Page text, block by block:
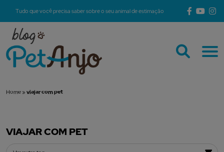
Tudo que você precisa saber sobre o seu animal de estimação
Home » viajar com pet
VIAJAR COM PET